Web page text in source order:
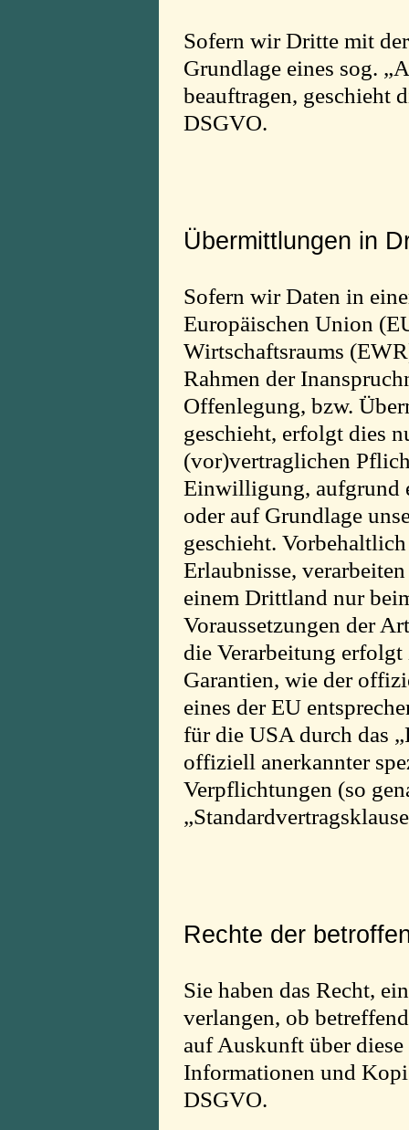
Sofern wir Dritte mit
Grundlage eines sog.
beauftragen, geschieht
DSGVO.
Übermittlungen in
Sofern wir Daten in
Europäischen Union
Wirtschaftsraums
Rahmen der
Offenlegung, bzw.
geschieht, erfolgt dies
(vor)vertraglichen
Einwilligung, aufgrund
oder auf Grundlage
geschieht.
Erlaubnisse,
einem Drittland nur
Voraussetzungen der
die Verarbeitung
Garantien, wie der
eines der EU
für die USA durch das
offiziell anerkannter
Verpflichtungen (so
Rechte der
Sie haben das Recht,
verlangen, ob
auf Auskunft über
Informationen und
DSGVO.